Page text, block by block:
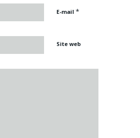
E-mail *
Site web